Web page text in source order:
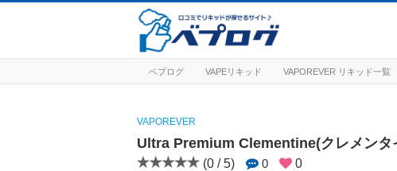
ベプログ VAPEリキッド VAPOREVER リキッド一覧
VAPOREVER
Ultra Premium Clementine(クレメンタ
(0 / 5) 0 0